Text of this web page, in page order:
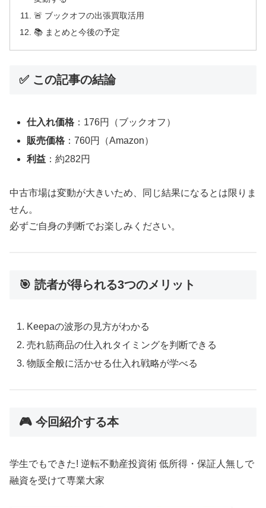
🚨 ブックオフの出張買取活用
📚 まとめと今後の予定
✅ この記事の結論
仕入れ価格 ：176円（ブックオフ）
販売価格 ：760円（Amazon）
利益 ：約282円
中古市場は変動が大きいため、同じ結果になるとは限りま
せん。
必ずご自身の判断でお楽しみください。
🎯 読者が得られる3つのメリット
Keepaの波形の見方がわかる
売れ筋商品の仕入れタイミングを判断できる
物販全般に活かせる仕入れ戦略が学べる
🎮 今回紹介する本
学生でもできた! 逆転不動産投資術 低所得・保証人無しで
融資を受けて専業大家